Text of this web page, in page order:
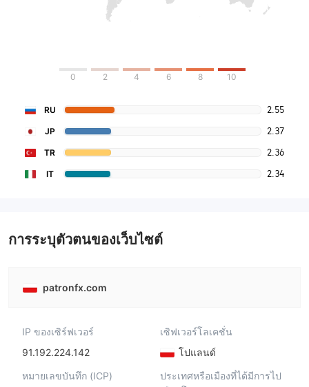
0 2 4 6 8 10
RU 2.55
JP 2.37
TR 2.36
IT 2.34
การระบุตัวตนของเว็บไซต์
patronfx.com
IP ของเซิร์ฟเวอร์
91.192.224.142
เซิฟเวอร์โลเคชั่น
โปแลนด์
หมายเลขบันทึก (ICP)
ประเทศหรือเมืองที่ได้มีการไป